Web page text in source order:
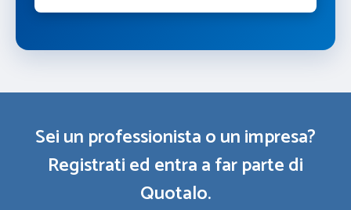
Sei un professionista o un impresa?
Registrati ed entra a far parte di
Quotalo.